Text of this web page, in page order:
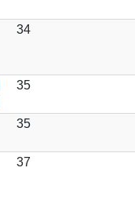
34
35
35
37